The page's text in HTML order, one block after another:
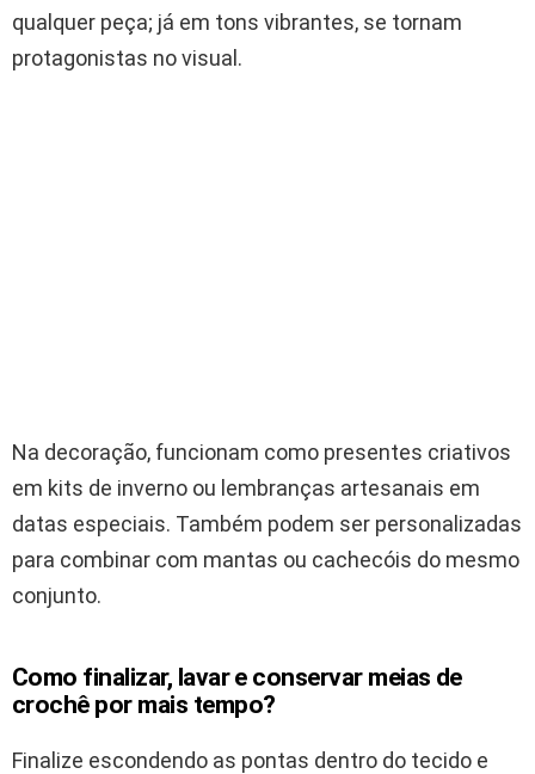
qualquer peça; já em tons vibrantes, se tornam
protagonistas no visual.
Na decoração, funcionam como presentes criativos
em kits de inverno ou lembranças artesanais em
datas especiais. Também podem ser personalizadas
para combinar com mantas ou cachecóis do mesmo
conjunto.
Como finalizar, lavar e conservar meias de
crochê por mais tempo?
Finalize escondendo as pontas dentro do tecido e